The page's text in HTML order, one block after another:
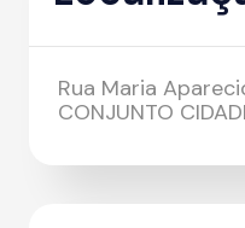
Rua Maria
CONJUNTO